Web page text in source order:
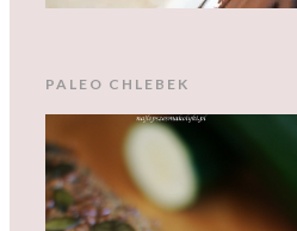
PALEO CHLEBEK